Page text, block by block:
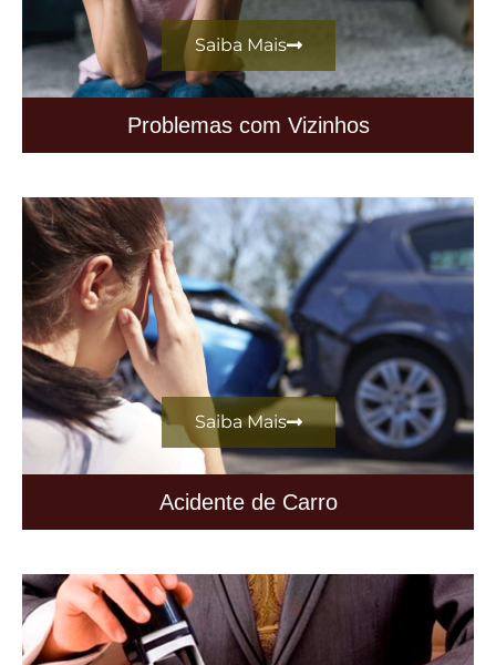
Problemas com Vizinhos
Saiba Mais
Acidente de Carro
Saiba Mais